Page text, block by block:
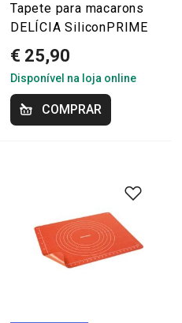
Tapete para macarons
DELÍCIA SiliconPRIME
€ 25,90
Disponível na loja online
COMPRAR